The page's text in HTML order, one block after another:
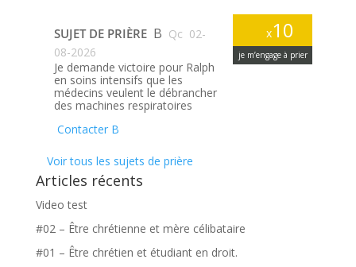
x10
je m’engage à prier
SUJET DE PRIÈRE B Qc 02-
08-2026
Je demande victoire pour Ralph
en soins intensifs que les
médecins veulent le débrancher
des machines respiratoires
Contacter B
Voir tous les sujets de prière
Articles récents
Video test
#02 – Être chrétienne et mère célibataire
#01 – Être chrétien et étudiant en droit.